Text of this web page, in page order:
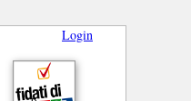
Login